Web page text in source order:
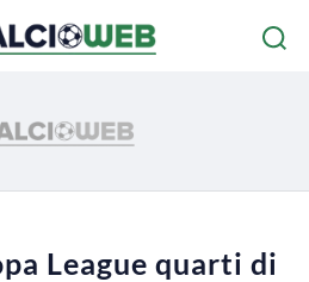
League quarti di